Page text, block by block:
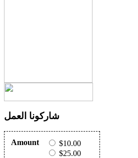
شاركونا العمل
Amount
$10.00
$25.00